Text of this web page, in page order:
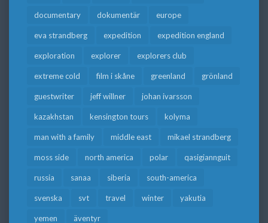
documentary dokumentär europe
eva strandberg expedition expedition england
exploration explorer explorers club
extreme cold film i skåne greenland grönland
guestwriter jeff willner johan ivarsson
kazakhstan kensington tours kolyma
man with a family middle east mikael strandberg
moss side north america polar qasigiannguit
russia sanaa siberia south-america
svenska svt travel winter yakutia
yemen äventyr